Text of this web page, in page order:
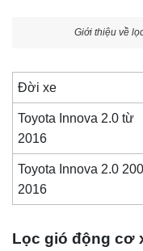
Giới thiệu về
Đời xe
Toyota Innova 2.0 từ
2016
Toyota Innova 2.0
2016
Lọc gió động cơ